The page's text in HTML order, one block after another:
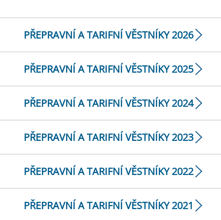
PŘEPRAVNÍ A TARIFNÍ VĚSTNÍKY 2026
PŘEPRAVNÍ A TARIFNÍ VĚSTNÍKY 2025
PŘEPRAVNÍ A TARIFNÍ VĚSTNÍKY 2024
PŘEPRAVNÍ A TARIFNÍ VĚSTNÍKY 2023
PŘEPRAVNÍ A TARIFNÍ VĚSTNÍKY 2022
PŘEPRAVNÍ A TARIFNÍ VĚSTNÍKY 2021